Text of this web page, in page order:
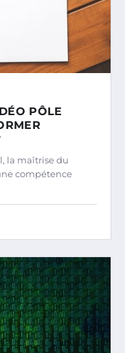
PÔLE
la maîtrise du
compétence